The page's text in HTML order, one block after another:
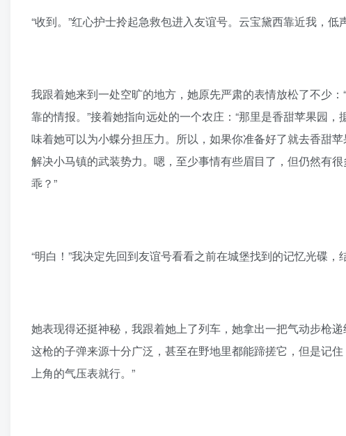
“收到。”红心护士拎起急救包进入友谊号。云宝黛西靠近我，低
我跟着她来到一处空旷的地方，她原先严肃的表情放松了不少
靠的情报。”接着她指向远处的一个农庄：“那里是香甜苹果园
味着她可以为小蝶分担压力。所以，如果你准备好了就去香甜
解决小马镇的武装势力。嗯，至少事情有些眉目了，但仍然有
乖？”
“明白！”我决定先回到友谊号看看之前在城堡找到的记忆光碟
她表现得还挺神秘，我跟着她上了列车，她拿出一把气动步枪
这枪的子弹来源十分广泛，甚至在野地里都能蹄搓它，但是记
上角的气压表就行。”